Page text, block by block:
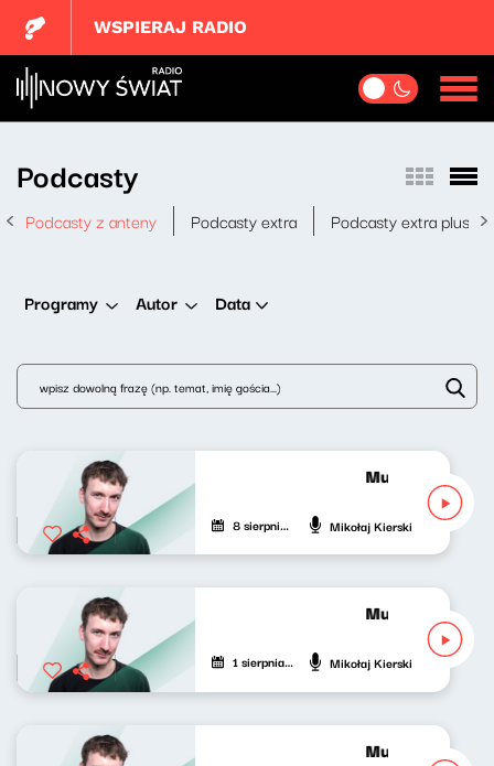
WSPIERAJ RADIO
Podcasty
Podcasty z anteny Podcasty extra Podcasty extra plus
Programy Autor Data
Muzyka nie
8 sierpnia 2026 Mikołaj Kierski
Muzyka nie
1 sierpnia 2026 Mikołaj Kierski
Muzyka nie